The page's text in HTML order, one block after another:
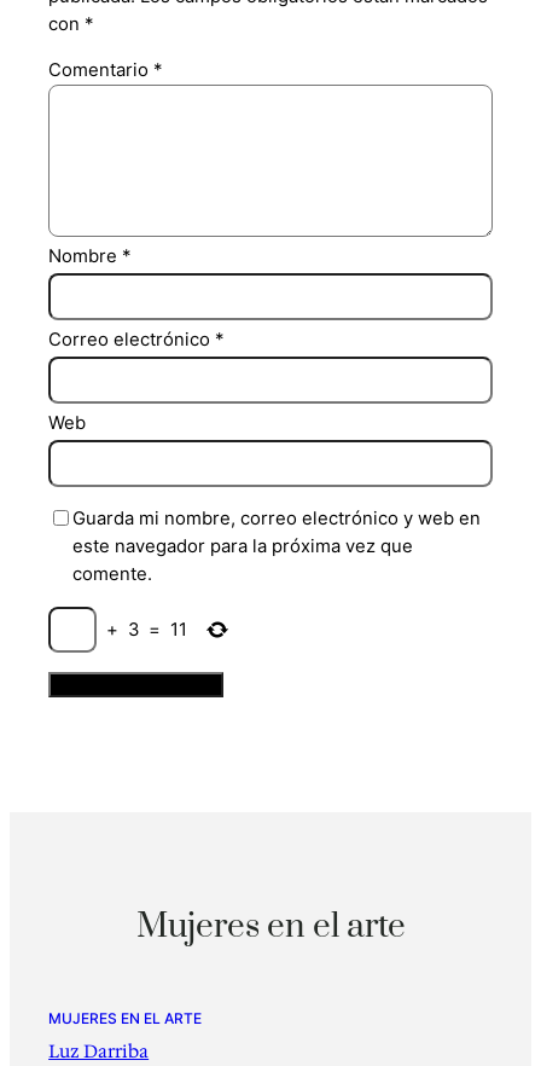
con *
Comentario *
Nombre *
Correo electrónico *
Web
Guarda mi nombre, correo electrónico y web en
este navegador para la próxima vez que
comente.
+ 3 = 11
Mujeres en el arte
MUJERES EN EL ARTE
Luz Darriba